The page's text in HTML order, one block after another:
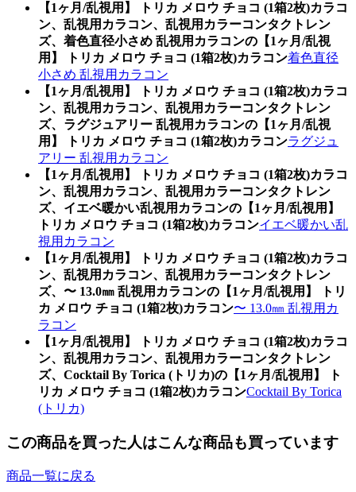
【1ヶ月/乱視用】 トリカ メロウ チョコ (1箱2枚)カラコ
ン、乱視用カラコン、乱視用カラーコンタクトレン
ズ、着色直径小さめ 乱視用カラコンの【1ヶ月/乱視
用】 トリカ メロウ チョコ (1箱2枚)カラコン着色直径
小さめ 乱視用カラコン
【1ヶ月/乱視用】 トリカ メロウ チョコ (1箱2枚)カラコ
ン、乱視用カラコン、乱視用カラーコンタクトレン
ズ、ラグジュアリー 乱視用カラコンの【1ヶ月/乱視
用】 トリカ メロウ チョコ (1箱2枚)カラコンラグジュ
アリー 乱視用カラコン
【1ヶ月/乱視用】 トリカ メロウ チョコ (1箱2枚)カラコ
ン、乱視用カラコン、乱視用カラーコンタクトレン
ズ、イエベ暖かい乱視用カラコンの【1ヶ月/乱視用】
トリカ メロウ チョコ (1箱2枚)カラコンイエベ暖かい乱
視用カラコン
【1ヶ月/乱視用】 トリカ メロウ チョコ (1箱2枚)カラコ
ン、乱視用カラコン、乱視用カラーコンタクトレン
ズ、〜 13.0㎜ 乱視用カラコンの【1ヶ月/乱視用】 トリ
カ メロウ チョコ (1箱2枚)カラコン〜 13.0㎜ 乱視用カ
ラコン
【1ヶ月/乱視用】 トリカ メロウ チョコ (1箱2枚)カラコ
ン、乱視用カラコン、乱視用カラーコンタクトレン
ズ、Cocktail By Torica (トリカ)の【1ヶ月/乱視用】 ト
リカ メロウ チョコ (1箱2枚)カラコンCocktail By Torica
(トリカ)
この商品を買った人はこんな商品も買っています
商品一覧に戻る